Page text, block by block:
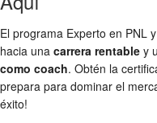
El programa Experto en PNL
hacia una carrera rentable y
como coach. Obtén la
prepara para dominar el
éxito!